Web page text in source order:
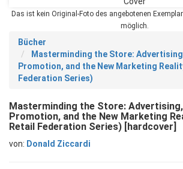
Das ist kein Original-Foto des angebotenen
möglich.
Bücher
Masterminding the Store:
Promotion, and the New Marketing
Federation Series)
Masterminding the Store:
Promotion, and the New Marketing
Retail Federation Series) [hardcover]
von: Donald Ziccardi